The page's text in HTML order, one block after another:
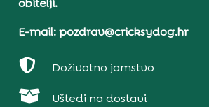
E-mail: pozdrav@cricksydog.hr
 Doživotno jamstvo
 Uštedi na dostavi